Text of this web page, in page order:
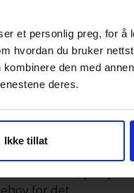
et personlig preg, for
hvordan du bruker
den med
deres.
Ikke tillat
etter
kommer inn på din
og om objektet
med